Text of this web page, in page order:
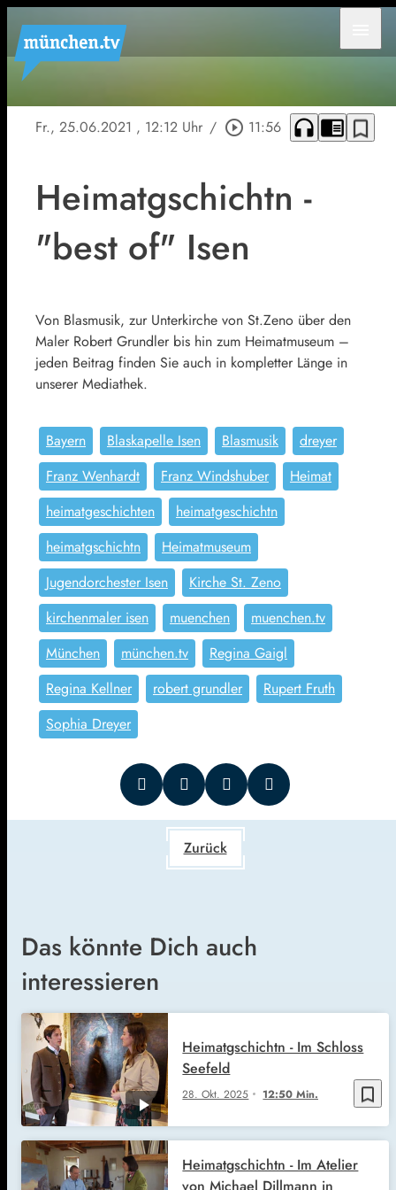
Fr., 25.06.2021 , 12:12 Uhr / play_circle_outline 11:56 headphones chrome_reader_mode bookmark_border
Heimatgschichtn -
"best of" Isen
Von Blasmusik, zur Unterkirche von St.Zeno über den
Maler Robert Grundler bis hin zum Heimatmuseum –
jeden Beitrag finden Sie auch in kompletter Länge in
unserer Mediathek.
Bayern Blaskapelle Isen Blasmusik
dreyer
Franz Wenhardt
Franz Windshuber
Heimat
heimatgeschichten
heimatgeschichtn
heimatgschichtn
Heimatmuseum
Jugendorchester Isen
Kirche St. Zeno
kirchenmaler isen
muenchen
muenchen.tv
München
münchen.tv
Regina Gaigl
Regina Kellner
robert grundler
Rupert Fruth
Sophia Dreyer
Zurück
Das könnte Dich auch
interessieren
bookmark_border
28. Okt. 2025 12:50 Min.
Heimatgschichtn - Im Schloss
Seefeld
Heimatgschichtn - Im Atelier
von Michael Dillmann in